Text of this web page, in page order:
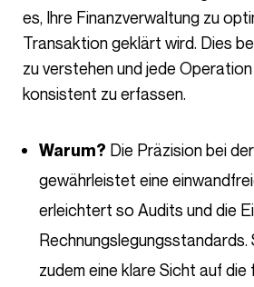
es, Ihre Finanzverwaltung zu
Transaktion geklärt wird. Dies
zu verstehen und jede
konsistent zu erfassen.
Warum? Die Präzision bei
gewährleistet eine
erleichtert so Audits und die
Rechnungslegungsstandards.
zudem eine klare Sicht auf die